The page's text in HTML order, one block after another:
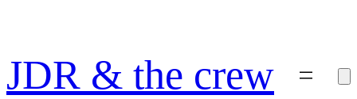
springen
JDR & the crew